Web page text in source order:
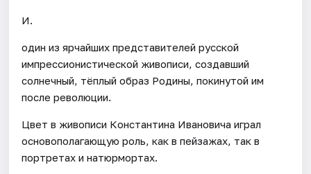
И.
один из ярчайших представителей русской
импрессионистической живописи, создавший
солнечный, тёплый образ Родины, покинутой им
после революции.
Цвет в живописи Константина Ивановича играл
основополагающую роль, как в пейзажах, так в
портретах и натюрмортах.